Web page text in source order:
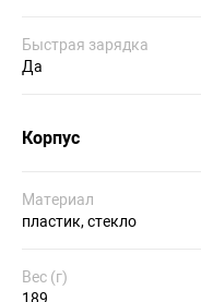
Быстрая зарядка
Да
Корпус
Материал
пластик, стекло
Вес (г)